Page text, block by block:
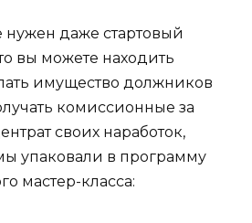
нужен даже стартовый
вы можете находить
имущество должников
комиссионные за
своих наработок,
упаковали в программу
мастер-класса: